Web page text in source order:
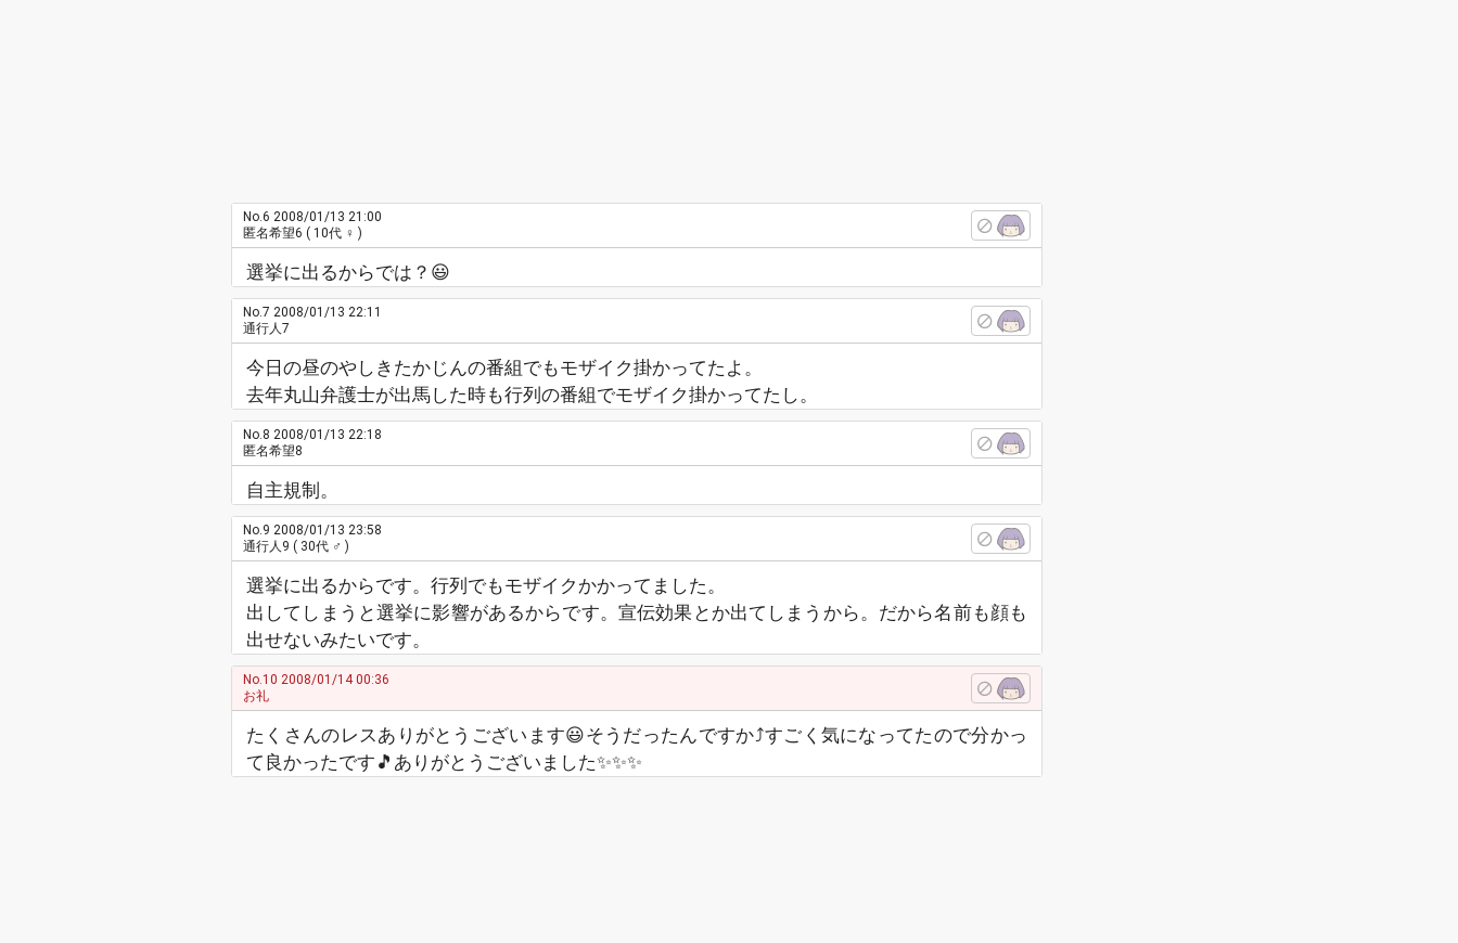
No.6 2008/01/13 21:00
匿名希望6 ( 10代 ♀ )
選挙に出るからでは？😃
No.7 2008/01/13 22:11
通行人7
今日の昼のやしきたかじんの番組でもモザイク掛かってたよ。
去年丸山弁護士が出馬した時も行列の番組でモザイク掛かってたし。
No.8 2008/01/13 22:18
匿名希望8
自主規制。
No.9 2008/01/13 23:58
通行人9 ( 30代 ♂ )
選挙に出るからです。行列でもモザイクかかってました。
出してしまうと選挙に影響があるからです。宣伝効果とか出てしまうから。だから名前も顔も
出せないみたいです。
No.10 2008/01/14 00:36
お礼
たくさんのレスありがとうございます😃そうだったんですか⤴すごく気になってたので分かっ
て良かったです🎵ありがとうございました✨✨✨